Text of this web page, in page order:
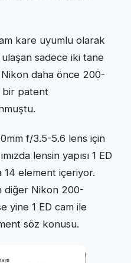
kare uyumlu olarak
sadece iki tane
daha önce 200-
bir patent
f/3.5-5.6 lens için
lensin yapısı 1 ED
14 element içeriyor.
diğer Nikon 200-
yine 1 ED cam ile
söz konusu.